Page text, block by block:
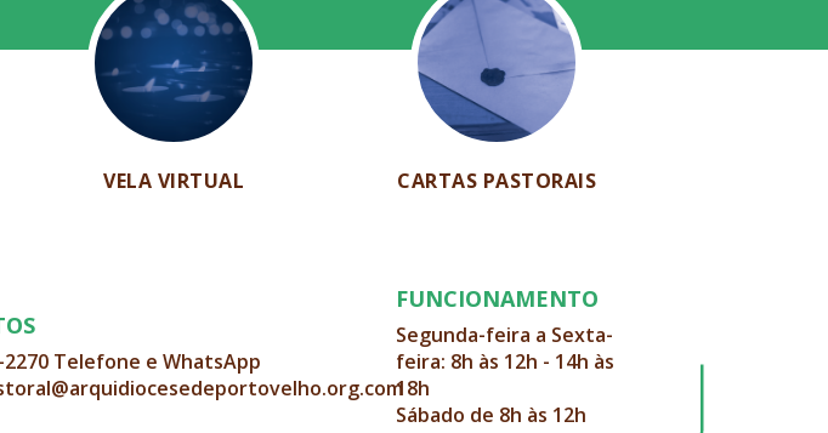
VELA VIRTUAL CARTAS PASTORAIS
2270 Telefone e WhatsApp
FUNCIONAMENTO
Segunda-feira a Sexta-
feira: 8h às 12h - 14h às
18h
Sábado de 8h às 12h